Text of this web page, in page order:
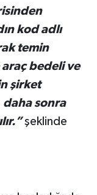
kod adlı
temin
bedeli ve
şirket
daha sonra
şeklinde